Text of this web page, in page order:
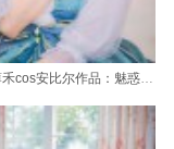
一千只猫薄禾cos安比尔作品：魅惑的黑猫女王惊艳亮相